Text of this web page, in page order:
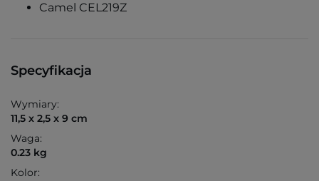
Camel CEL219Z
Specyfikacja
Wymiary:
11,5 x 2,5 x 9 cm
Waga:
0.23 kg
Kolor: